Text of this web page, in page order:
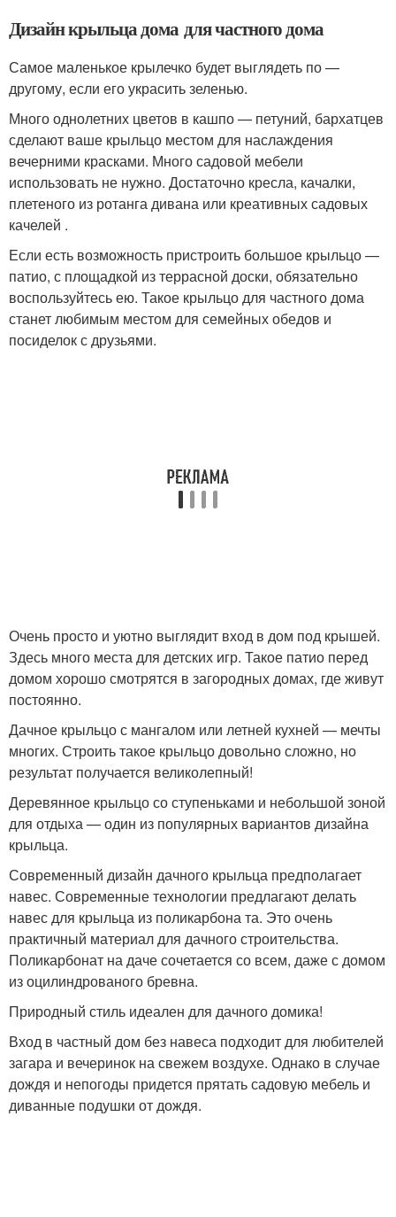
Дизайн крыльца дома для частного дома
Самое маленькое крылечко будет выглядеть по —
другому, если его украсить зеленью.
Много однолетних цветов в кашпо — петуний, бархатцев
сделают ваше крыльцо местом для наслаждения
вечерними красками. Много садовой мебели
использовать не нужно. Достаточно кресла, качалки,
плетеного из ротанга дивана или креативных садовых
качелей .
Если есть возможность пристроить большое крыльцо —
патио, с площадкой из террасной доски, обязательно
воспользуйтесь ею. Такое крыльцо для частного дома
станет любимым местом для семейных обедов и
посиделок с друзьями.
Очень просто и уютно выглядит вход в дом под крышей.
Здесь много места для детских игр. Такое патио перед
домом хорошо смотрятся в загородных домах, где живут
постоянно.
Дачное крыльцо с мангалом или летней кухней — мечты
многих. Строить такое крыльцо довольно сложно, но
результат получается великолепный!
Деревянное крыльцо со ступеньками и небольшой зоной
для отдыха — один из популярных вариантов дизайна
крыльца.
Современный дизайн дачного крыльца предполагает
навес. Современные технологии предлагают делать
навес для крыльца из поликарбона та. Это очень
практичный материал для дачного строительства.
Поликарбонат на даче сочетается со всем, даже с домом
из оцилиндрованого бревна.
Природный стиль идеален для дачного домика!
Вход в частный дом без навеса подходит для любителей
загара и вечеринок на свежем воздухе. Однако в случае
дождя и непогоды придется прятать садовую мебель и
диванные подушки от дождя.